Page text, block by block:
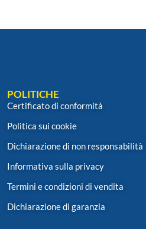
POLITICHE
Certificato di conformità
Politica sui cookie
Dichiarazione di non responsabilità
Informativa sulla privacy
Termini e condizioni di vendita
Dichiarazione di garanzia